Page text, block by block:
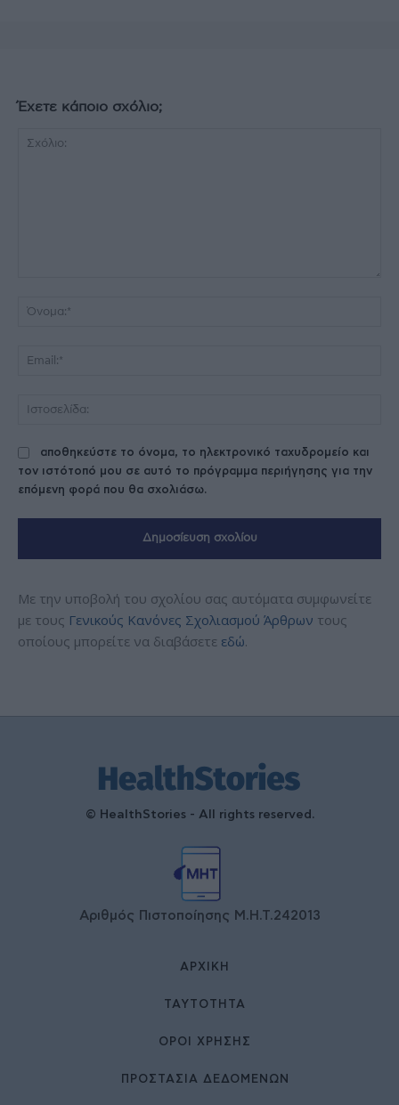
Έχετε κάποιο σχόλιο;
αποθηκεύστε το όνομα, το ηλεκτρονικό ταχυδρομείο και
τον ιστότοπό μου σε αυτό το πρόγραμμα περιήγησης για την
επόμενη φορά που θα σχολιάσω.
Με την υποβολή του σχολίου σας αυτόματα συμφωνείτε
με τους Γενικούς Κανόνες Σχολιασμού Άρθρων τους
οποίους μπορείτε να διαβάσετε εδώ.
© HealthStories - All rights reserved.
Αριθμός Πιστοποίησης Μ.Η.Τ.242013
ΑΡΧΙΚΉ
ΤΑΥΤΌΤΗΤΑ
ΌΡΟΙ ΧΡΉΣΗΣ
ΠΡΟΣΤΑΣΙΑ ΔΕΔΟΜΕΝΩΝ